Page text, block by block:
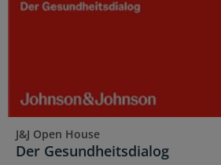
J&J Open House
Der Gesundheitsdialog